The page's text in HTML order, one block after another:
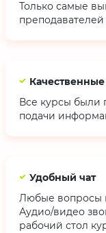
Только самые
Все курсы были
подачи
Удобный чат
Любые вопросы
Аудио/видео
рабочий стол